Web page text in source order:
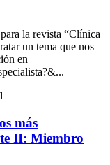
la revista “Clínica
un tema que nos
en
más
II: Miembro